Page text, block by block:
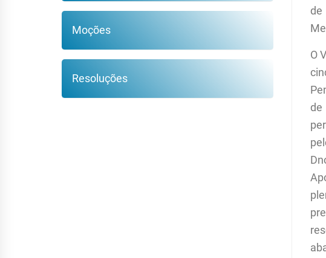
O
Moções
Resoluções